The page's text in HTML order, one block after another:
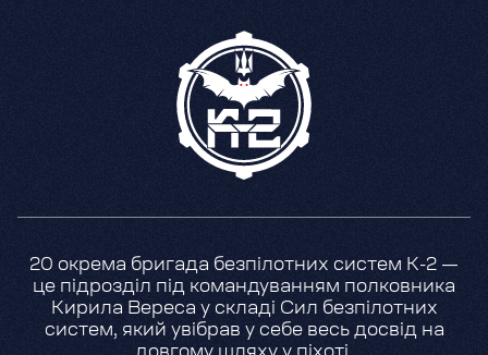
20 окрема бригада безпілотних систем К-2 —
це підрозділ під командуванням полковника
Кирила Вереса у складі Сил безпілотних
систем, який увібрав у себе весь досвід на